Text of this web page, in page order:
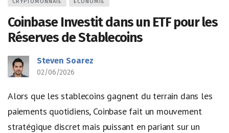
Coinbase Investit dans un ETF pour les
Réserves de Stablecoins
Steven Soarez
02/06/2026
Alors que les stablecoins gagnent du terrain dans les
paiements quotidiens, Coinbase fait un mouvement
stratégique discret mais puissant en pariant sur un